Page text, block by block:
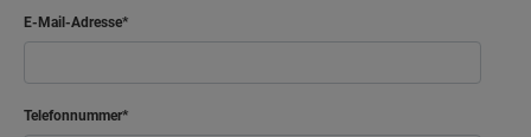
E-Mail-Adresse
Telefonnummer